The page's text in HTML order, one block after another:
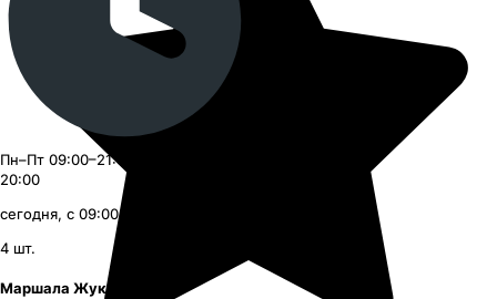
Пн–Пт 09:00–21:00, Сб–Вс 09:00–
20:00
сегодня, с 09:00
4 шт.
Маршала Жукова